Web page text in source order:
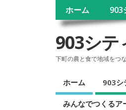
ホーム 903
903シテ
下町の農と食で地域をつ
ホーム 903シ
みんなでつくるア